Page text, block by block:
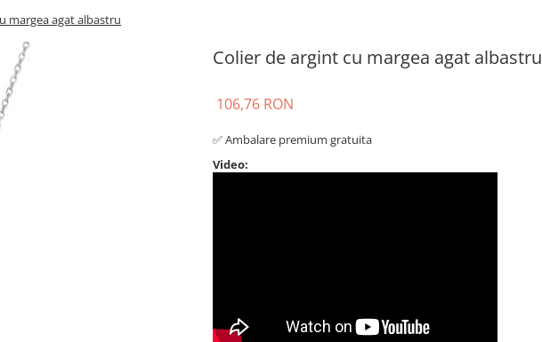
margea agat albastru
Colier de argint cu margea agat albastru
106,76 RON
✅ Ambalare premium gratuita
Video: